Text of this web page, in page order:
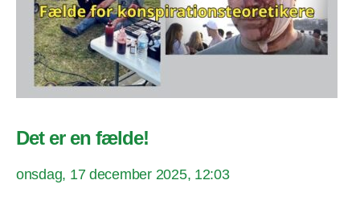
Det er en fælde!
onsdag, 17 december 2025, 12:03